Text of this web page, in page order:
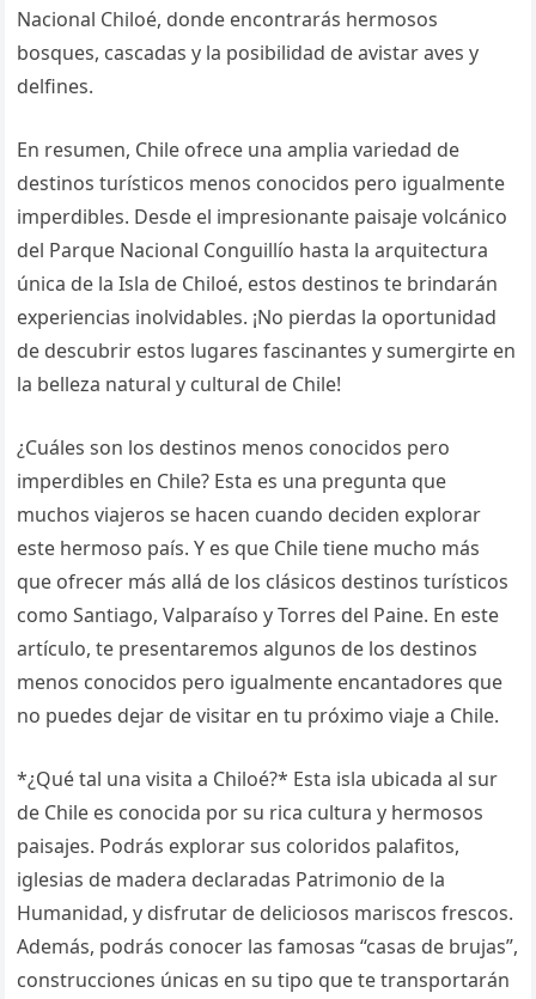
Nacional Chiloé, donde encontrarás hermosos
bosques, cascadas y la posibilidad de avistar aves y
delfines.
En resumen, Chile ofrece una amplia variedad de
destinos turísticos menos conocidos pero igualmente
imperdibles. Desde el impresionante paisaje volcánico
del Parque Nacional Conguillío hasta la arquitectura
única de la Isla de Chiloé, estos destinos te brindarán
experiencias inolvidables. ¡No pierdas la oportunidad
de descubrir estos lugares fascinantes y sumergirte en
la belleza natural y cultural de Chile!
¿Cuáles son los destinos menos conocidos pero
imperdibles en Chile? Esta es una pregunta que
muchos viajeros se hacen cuando deciden explorar
este hermoso país. Y es que Chile tiene mucho más
que ofrecer más allá de los clásicos destinos turísticos
como Santiago, Valparaíso y Torres del Paine. En este
artículo, te presentaremos algunos de los destinos
menos conocidos pero igualmente encantadores que
no puedes dejar de visitar en tu próximo viaje a Chile.
*¿Qué tal una visita a Chiloé?* Esta isla ubicada al sur
de Chile es conocida por su rica cultura y hermosos
paisajes. Podrás explorar sus coloridos palafitos,
iglesias de madera declaradas Patrimonio de la
Humanidad, y disfrutar de deliciosos mariscos frescos.
Además, podrás conocer las famosas “casas de brujas”,
construcciones únicas en su tipo que te transportarán